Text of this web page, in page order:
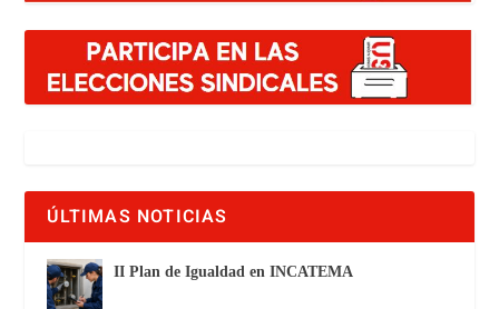
ÚLTIMAS NOTICIAS
II Plan de Igualdad en INCATEMA